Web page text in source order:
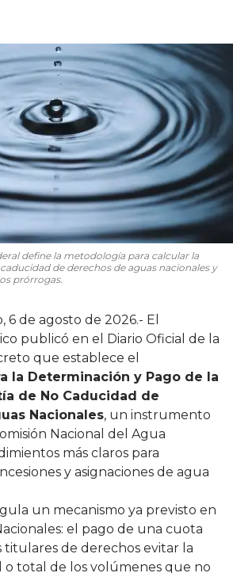
define la metodología para calcular la
de derechos de aguas nacionales y
prórrogas.
6 de agosto de 2026.- El
publicó en el Diario Oficial de la
que establece el
la Determinación y Pago de la
de No Caducidad de
Nacionales, un instrumento
Nacional del Agua
más claros para
y asignaciones de agua
un mecanismo ya previsto en
el pago de una cuota
de derechos evitar la
o total de los volúmenes que no